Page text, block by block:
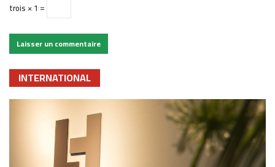
trois × 1 =
INTERNATIONAL